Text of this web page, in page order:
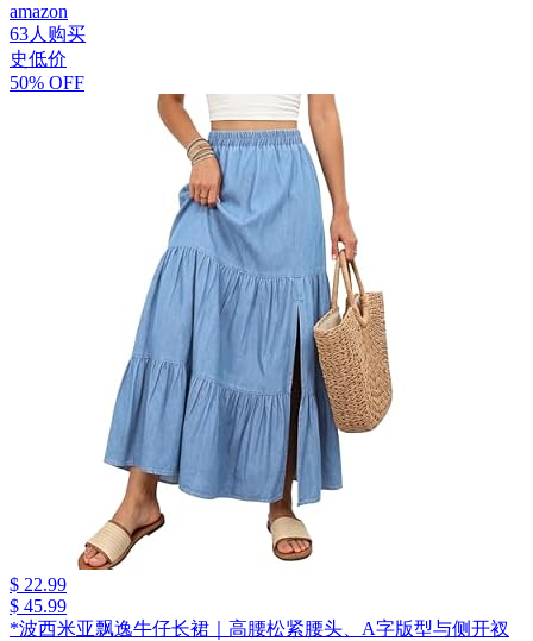
amazon
63人购买
史低价
50% OFF
$ 22.99
$ 45.99
*波西米亚飘逸牛仔长裙｜高腰松紧腰头、A字版型与侧开衩